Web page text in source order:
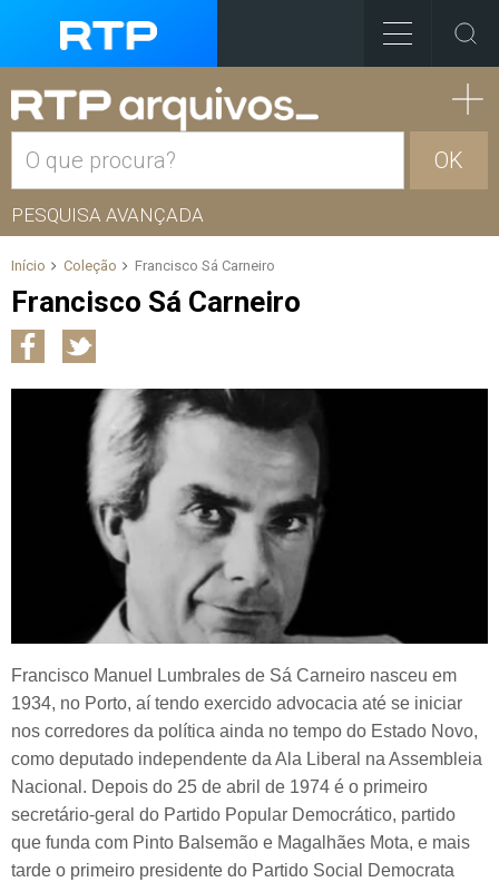
OK
PESQUISA AVANÇADA
Início Coleção Francisco Sá Carneiro
Francisco Sá Carneiro
Francisco Manuel Lumbrales de Sá Carneiro nasceu em
1934, no Porto, aí tendo exercido advocacia até se iniciar
nos corredores da política ainda no tempo do Estado Novo,
como deputado independente da Ala Liberal na Assembleia
Nacional. Depois do 25 de abril de 1974 é o primeiro
secretário-geral do Partido Popular Democrático, partido
que funda com Pinto Balsemão e Magalhães Mota, e mais
tarde o primeiro presidente do Partido Social Democrata